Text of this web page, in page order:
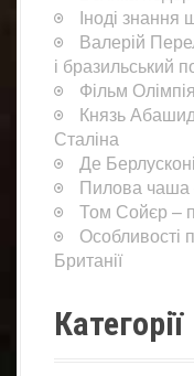
Іноді знання
Валерій
і бразильський
Фільм
Князь
Сталіна
Де
Пилова
Том Сойєр –
Особливості
Британії
Категорії